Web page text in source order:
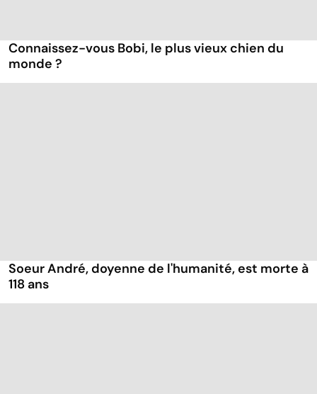
Connaissez-vous Bobi, le plus vieux chien du
monde ?
Soeur André, doyenne de l'humanité, est morte à
118 ans